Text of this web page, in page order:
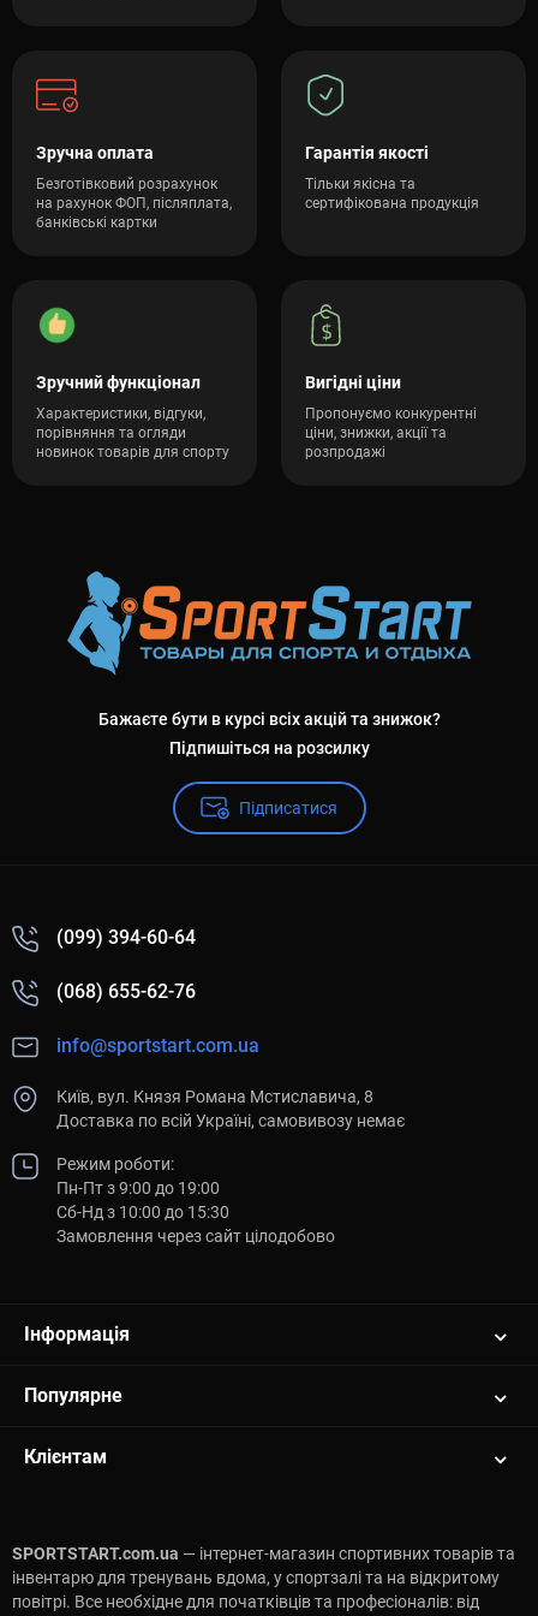
Зручна оплата
Безготівковий розрахунок
на рахунок ФОП, післяплата,
банківські картки
Гарантія якості
Тільки якісна та
сертифікована продукція
Зручний функціонал
Характеристики, відгуки,
порівняння та огляди
новинок товарів для спорту
Вигідні ціни
Пропонуємо конкурентні
ціни, знижки, акції та
розпродажі
Бажаєте бути в курсі всіх акцій та знижок?
Підпишіться на розсилку
Підписатися
(099) 394-60-64
(068) 655-62-76
info@sportstart.com.ua
Київ, вул. Князя Романа Мстиславича, 8
Доставка по всій Україні, самовивозу немає
Режим роботи:
Пн-Пт з 9:00 до 19:00
Сб-Нд з 10:00 до 15:30
Замовлення через сайт цілодобово
Інформація
Популярне
Клієнтам
SPORTSTART.com.ua — інтернет-магазин спортивних товарів та
інвентарю для тренувань вдома, у спортзалі та на відкритому
повітрі. Все необхідне для початківців та професіоналів: від